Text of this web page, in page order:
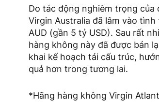
Do tác động nghiêm trọng của
Virgin Australia đã lâm vào
AUD (gần 5 tỷ USD). Sau rất
hàng không này đã được bán
khai kế hoạch tái cấu trúc,
quả hơn trong tương lai.
*Hãng hàng không Virgin